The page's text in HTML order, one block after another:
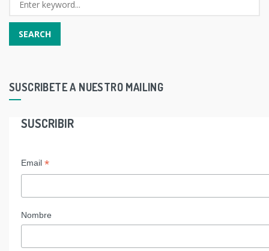
SUSCRIBETE A NUESTRO MAILING
SUSCRIBIR
Email *
Nombre